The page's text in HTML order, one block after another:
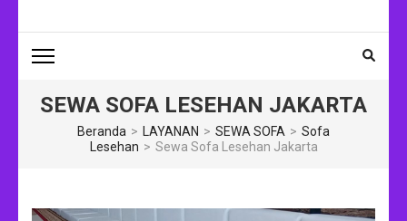
SEWA SOFA LESEHAN JAKARTA
Beranda > LAYANAN > SEWA SOFA > Sofa
Lesehan > Sewa Sofa Lesehan Jakarta